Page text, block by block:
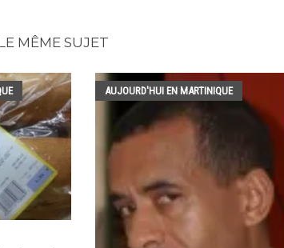
MÊME SUJET
AUJOURD'HUI EN MARTINIQUE